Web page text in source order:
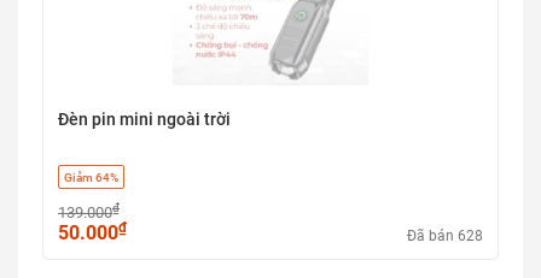
Đèn pin mini ngoài trời
Giảm 64%
139.000₫
50.000₫ Đã bán 628